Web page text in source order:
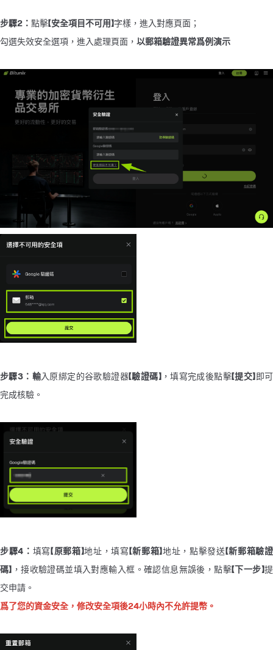
步驟2： 點擊【安全項目不可用】字樣，進入對應頁面；
勾選失效安全選項，進入處理頁面， 以郵箱驗證異常爲例演示
步驟3：輸入原綁定的谷歌驗證器【驗證碼】，填寫完成後點擊【提交】即可
完成核驗。
步驟4： 填寫【原郵箱】地址，填寫【新郵箱】地址，點擊發送【新郵箱驗證
碼】 ，接收驗證碼並填入對應輸入框。確認信息無誤後，點擊【下一步】提
交申請。
爲了您的資金安全，修改安全項後24小時內不允許提幣。